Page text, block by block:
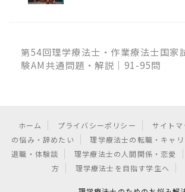
第54回理学療法士・作業療法士国家
験AM共通問題・解説｜91-95問
ホーム プライバシーポリシー サイト
の悩み・辞めたい
理学療法士の転職・キャリ
退職・体験談
理学療法士の人間関係・恋愛
方
理学療法士を目指す学生へ